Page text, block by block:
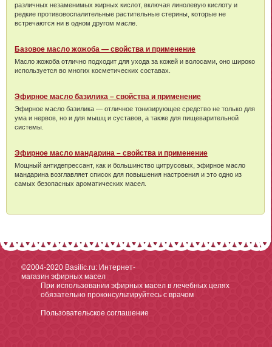
различных незаменимых жирных кислот, включая линолевую кислоту и
редкие противовоспалительные растительные стерины, которые не
встречаются ни в одном другом масле.
Базовое масло жожоба — свойства и применение
Масло жожоба отлично подходит для ухода за кожей и волосами, оно широко
используется во многих косметических составах.
Эфирное масло базилика – свойства и применение
Эфирное масло базилика — отличное тонизирующее средство не только для
ума и нервов, но и для мышц и суставов, а также для пищеварительной
системы.
Эфирное масло мандарина – свойства и применение
Мощный антидепрессант, как и большинство цитрусовых, эфирное масло
мандарина возглавляет список для повышения настроения и это одно из
самых безопасных ароматических масел.
©2004-2020 Basilic.ru: Интернет-
магазин эфирных масел
При использовании эфирных масел в лечебных целях
обязательно проконсультируйтесь с врачом
Пользовательское соглашение